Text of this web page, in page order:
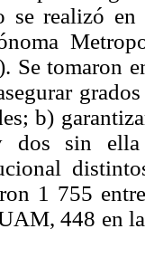
se realizó en
Se tomaron
b)
dos sin
1 755
448 en